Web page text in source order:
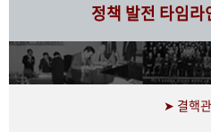
정책 발전 타임라
➤ 결핵